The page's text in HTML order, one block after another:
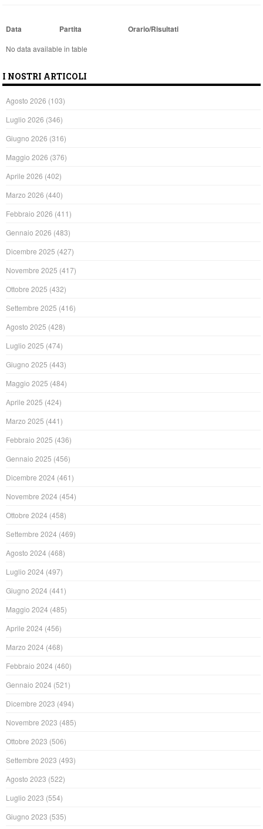
Data Partita Orario/Risultati
No data available in table
I NOSTRI ARTICOLI
Agosto 2026 (103)
Luglio 2026 (346)
Giugno 2026 (316)
Maggio 2026 (376)
Aprile 2026 (402)
Marzo 2026 (440)
Febbraio 2026 (411)
Gennaio 2026 (483)
Dicembre 2025 (427)
Novembre 2025 (417)
Ottobre 2025 (432)
Settembre 2025 (416)
Agosto 2025 (428)
Luglio 2025 (474)
Giugno 2025 (443)
Maggio 2025 (484)
Aprile 2025 (424)
Marzo 2025 (441)
Febbraio 2025 (436)
Gennaio 2025 (456)
Dicembre 2024 (461)
Novembre 2024 (454)
Ottobre 2024 (458)
Settembre 2024 (469)
Agosto 2024 (468)
Luglio 2024 (497)
Giugno 2024 (441)
Maggio 2024 (485)
Aprile 2024 (456)
Marzo 2024 (468)
Febbraio 2024 (460)
Gennaio 2024 (521)
Dicembre 2023 (494)
Novembre 2023 (485)
Ottobre 2023 (506)
Settembre 2023 (493)
Agosto 2023 (522)
Luglio 2023 (554)
Giugno 2023 (535)